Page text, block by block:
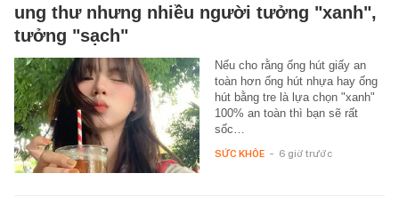
ung thư nhưng nhiều người tưởng "xanh",
tưởng "sạch"
Nếu cho rằng ống hút giấy an
toàn hơn ống hút nhựa hay ống
hút bằng tre là lựa chọn "xanh"
100% an toàn thì bạn sẽ rất
sốc…
SỨC KHỎE - 6 giờ trước